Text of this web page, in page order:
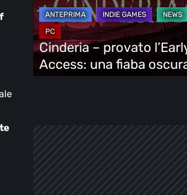
Access:
una
fiaba
oscura
Cinderia – provato
Access: una fiaba